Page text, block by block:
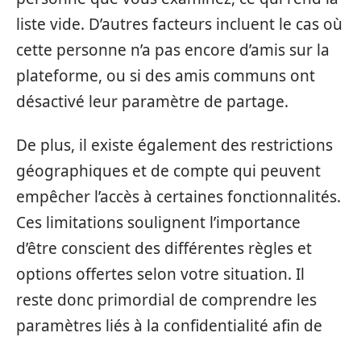
liste vide. D’autres facteurs incluent le cas où
cette personne n’a pas encore d’amis sur la
plateforme, ou si des amis communs ont
désactivé leur paramètre de partage.
De plus, il existe également des restrictions
géographiques et de compte qui peuvent
empêcher l’accès à certaines fonctionnalités.
Ces limitations soulignent l’importance
d’être conscient des différentes règles et
options offertes selon votre situation. Il
reste donc primordial de comprendre les
paramètres liés à la confidentialité afin de